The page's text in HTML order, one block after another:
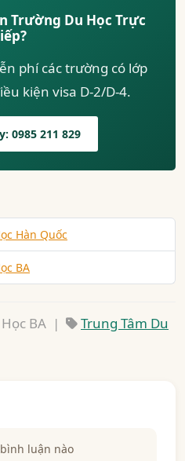
Trường Du Học Trực
phí các trường có lớp
kiện visa D-2/D-4.
0985 211 829
Hàn Quốc
BA
BA |
Trung Tâm Du
luận nào